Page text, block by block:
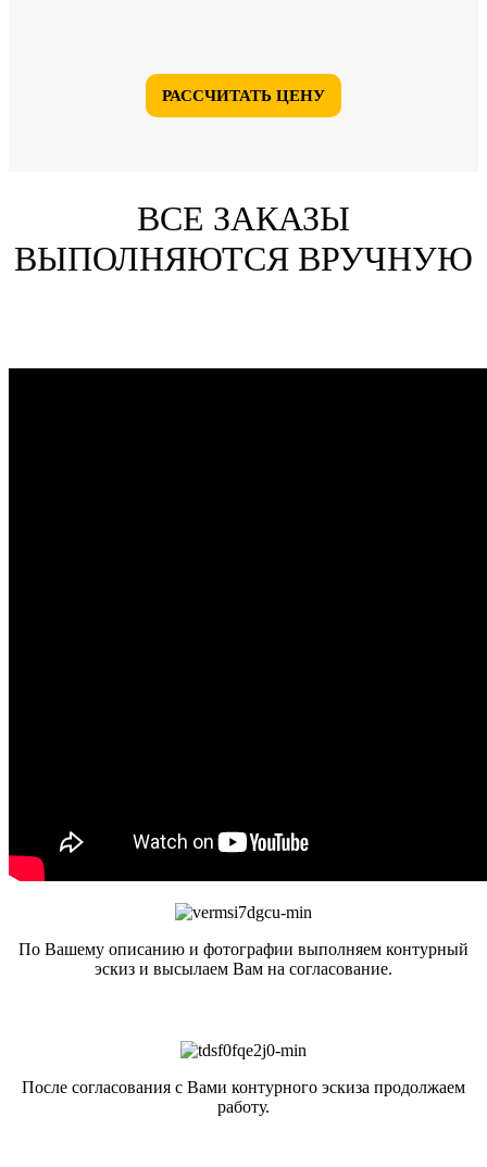
РАССЧИТАТЬ ЦЕНУ
ВСЕ ЗАКАЗЫ
ВЫПОЛНЯЮТСЯ ВРУЧНУЮ
По Вашему описанию и фотографии выполняем контурный
эскиз и высылаем Вам на согласование.
После согласования с Вами контурного эскиза продолжаем
работу.